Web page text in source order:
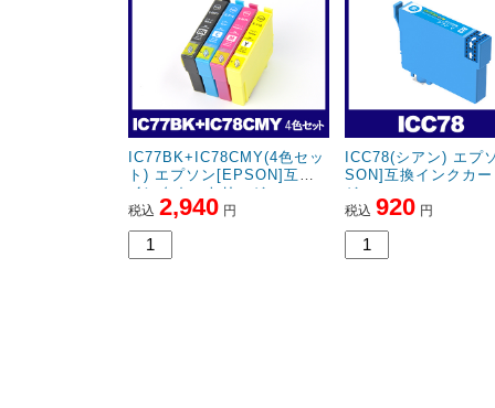
IC77BK+IC78CMY(4色セッ
ト) エプソン[EPSON]互換
インクカートリッジ
税込 2,940 円
ICC78(シアン) エプ
SON]互換インクカー
ジ
税込 920 円